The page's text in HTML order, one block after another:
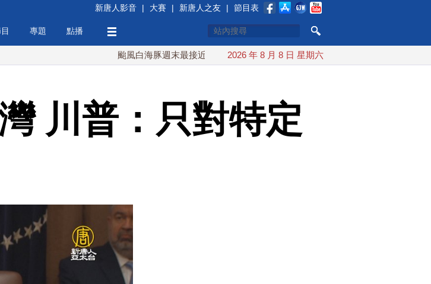
新唐人影音 | 大賽 | 新唐人之友 | 節目表
專題 點播
颱風白海豚週末最接近台灣 最快9日可能登陸中國 台灣漢光首結合城鎮演習 AIT連
2026 年 8 月 8 日 星期六
川普：只對特定